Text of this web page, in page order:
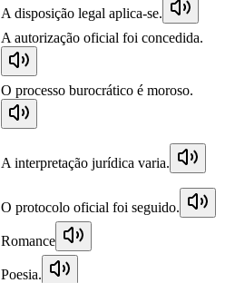
A disposição legal aplica-se.
A autorização oficial foi concedida.
O processo burocrático é moroso.
A interpretação jurídica varia.
O protocolo oficial foi seguido.
Romance
Poesia.